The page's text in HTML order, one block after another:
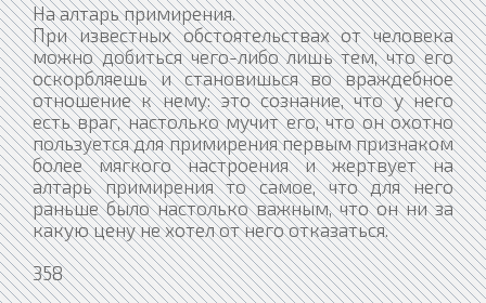
На алтарь примирения.
При известных обстоятельствах от человека
можно добиться чего-либо лишь тем, что его
оскорбляешь и становишься во враждебное
отношение к нему: это сознание, что у него
есть враг, настолько мучит его, что он охотно
пользуется для примирения первым признаком
более мягкого настроения и жертвует на
алтарь примирения то самое, что для него
раньше было настолько важным, что он ни за
какую цену не хотел от него отказаться.
358